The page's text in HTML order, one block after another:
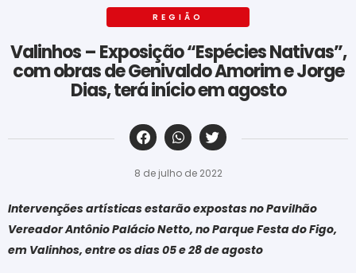
REGIÃO
Valinhos – Exposição “Espécies Nativas”,
com obras de Genivaldo Amorim e Jorge
Dias, terá início em agosto
‎ ‎ ‎ ‎ ‎ ‎ ‎ ‎ ‎ ‎ ‎ ‎ ‎ ‎ ‎ ‎ ‎ ‎ ‎ ‎ ‎ ‎ ‎ ‎ ‎ ‎ ‎ ‎ ‎ ‎ ‎
8 de julho de 2022
Intervenções artísticas estarão expostas no Pavilhão
Vereador Antônio Palácio Netto, no Parque Festa do Figo,
em Valinhos, entre os dias 05 e 28 de agosto